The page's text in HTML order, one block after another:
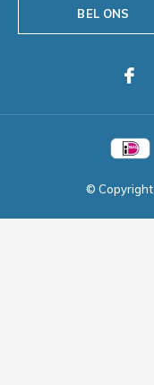
BEL ONS
© Copyright